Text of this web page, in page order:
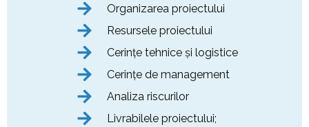
Organizarea proiectului
Resursele proiectului
Cerinţe tehnice şi logistice
Cerinţe de management
Analiza riscurilor
Livrabilele proiectului;